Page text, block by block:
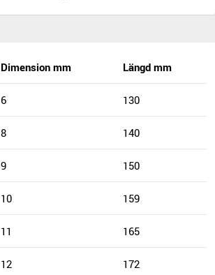
Dimension mm Längd mm
6 130
8 140
9 150
10 159
11 165
12 172